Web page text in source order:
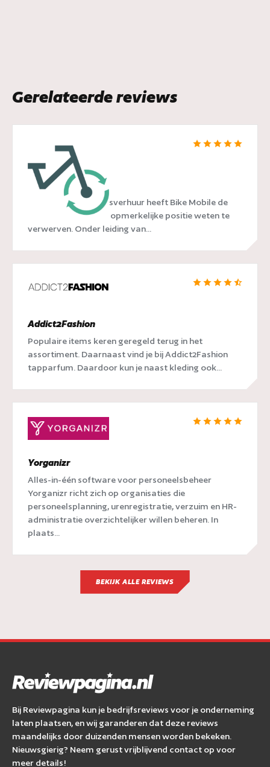
Gerelateerde reviews
Bike Mobile
In de wereld van fietsverhuur heeft Bike Mobile de
afgelopen jaren een opmerkelijke positie weten te
verwerven. Onder leiding van...
Addict2Fashion
Populaire items keren geregeld terug in het
assortiment. Daarnaast vind je bij Addict2Fashion
tapparfum. Daardoor kun je naast kleding ook...
Yorganizr
Alles-in-één software voor personeelsbeheer
Yorganizr richt zich op organisaties die
personeelsplanning, urenregistratie, verzuim en HR-
administratie overzichtelijker willen beheren. In
plaats...
BEKIJK ALLE REVIEWS
Bij Reviewpagina kun je bedrijfsreviews voor je onderneming
laten plaatsen, en wij garanderen dat deze reviews
maandelijks door duizenden mensen worden bekeken.
Nieuwsgierig? Neem gerust vrijblijvend contact op voor
meer details!